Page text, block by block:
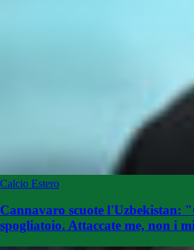
Calcio Estero
Cannavaro scuote l'Uzbekistan:
spogliatoio. Attaccate me, non i